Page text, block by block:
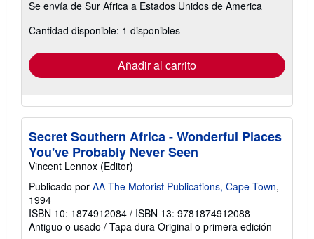
información
las
tarifas
envío
Se envía de Sur Africa a Estados Unidos de America
Cantidad disponible: 1 disponibles
Añadir al carrito
Secret Southern Africa - Wonderful Places
You've Probably Never Seen
Vincent Lennox (Editor)
Publicado por AA The Motorist Publications, Cape Town,
1994
ISBN 10: 1874912084 / ISBN 13: 9781874912088
Antiguo o usado / Tapa dura Original o primera edición